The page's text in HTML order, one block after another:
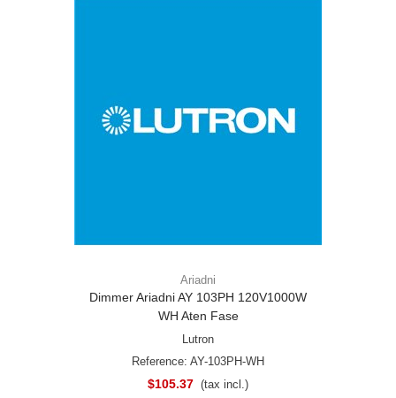
Ariadni
Dimmer Ariadni AY 103PH 120V1000W
WH Aten Fase
Lutron
Reference: AY-103PH-WH
$105.37 (tax incl.)